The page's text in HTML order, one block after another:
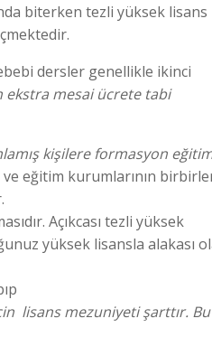
biterken tezli yüksek lisans
dersler genellikle ikinci
ekstra mesai ücrete tabi
şkişilere formasyon eğ
eğitim kurumlarının
Açıkcası tezli yüksek
yüksek lisansla alakası
lisans mezuniyeti şarttır. Bu